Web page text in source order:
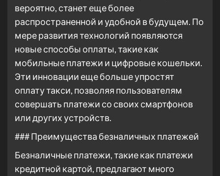
вероятно, станет еще более
распространенной и удобной в будущем. По
мере развития технологий появляются
новые способы оплаты, такие как
мобильные платежи и цифровые кошельки.
Эти инновации еще больше упростят
оплату такси, позволяя пользователям
совершать платежи со своих смартфонов
или других устройств.
### Преимущества безналичных платежей
Безналичные платежи, такие как платежи
кредитной картой, предлагают много